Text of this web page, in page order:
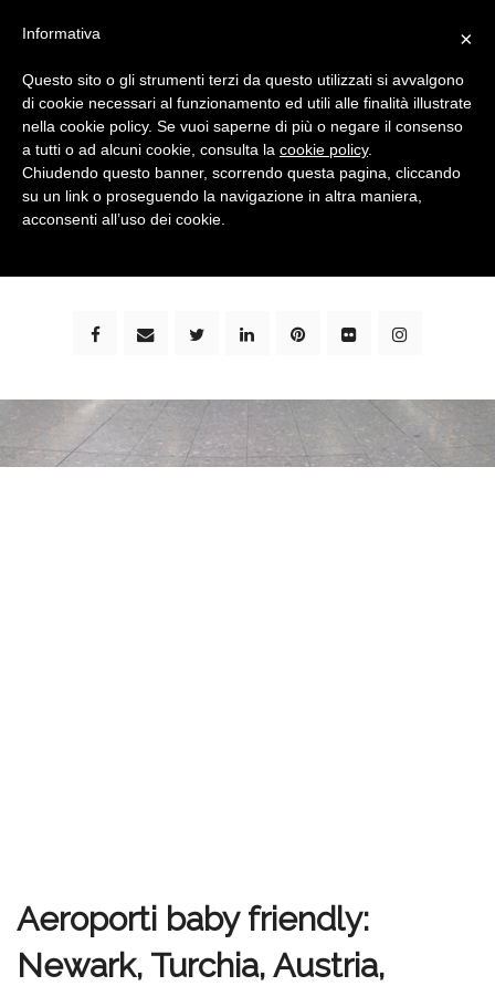
bimbi e viaggi - family travel blog: community #1 in
Aeroporti baby friendly:
Newark, Turchia, Austria,
×
Informativa
Questo sito o gli strumenti terzi da questo utilizzati si avvalgono
di cookie necessari al funzionamento ed utili alle finalità illustrate
nella cookie policy. Se vuoi saperne di più o negare il consenso
a tutti o ad alcuni cookie, consulta la cookie policy.
Chiudendo questo banner, scorrendo questa pagina, cliccando
su un link o proseguendo la navigazione in altra maniera,
acconsenti all’uso dei cookie.